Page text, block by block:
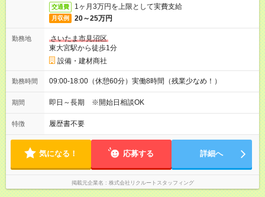
交通費 1ヶ月3万円を上限として実費支給
月収例 20～25万円
勤務地
さいたま市見沼区
東大宮駅から徒歩1分
設備・建材商社
勤務時間 09:00-18:00（休憩60分）実働8時間（残業少なめ！）
期間 即日～長期 ※開始日相談OK
特徴 履歴書不要
気になる！ 応募する 詳細へ
掲載元企業名 株式会社リクルートスタッフィング